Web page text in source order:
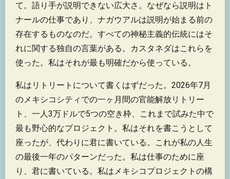
て。語り手が説明できない広大さ。なぜなら説明はト
ナールの仕事であり、ナガウアルは説明が始まる前の
存在するものなのだ。すべての神秘主義的伝統にはそ
れに関する独自の言葉がある。カスタネダはこれらを
使った。私はそれが最も明確だから使っている。
私はリトリートについて書くはずだった。2026年7月
のメキシコシティでの一ヶ月間の官能解放リトリー
ト、一人3万ドルで5つの空き枠、これまで試みた中で
最も野心的なプロジェクト。私はそれを書こうとして
座ったが、代わりに君に書いている。これが私の人生
の最後一年のパターンだった。私は仕事のために座
り、君に書いている。私はメキシコプロジェクトの構